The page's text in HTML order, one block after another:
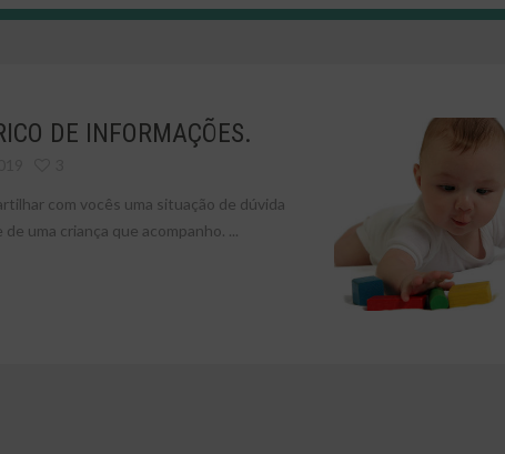
DE INFORMAÇÕES.
com vocês uma situação de dúvida
uma criança que acompanho. ...